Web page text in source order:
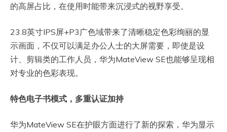
的高屏占比，在使用时能带来沉浸式的视野享受。
23.8英寸IPS屏+P3广色域带来了清晰稳定色彩绚丽的显
示画面，不仅可以满足办公人士的大屏需要，即使是设
计、剪辑类的工作人员，华为MateView SE也能够呈现相
对专业的色彩表现。
特色电子书模式，多重认证加持
华为MateView SE在护眼方面进行了新的探索，华为显示